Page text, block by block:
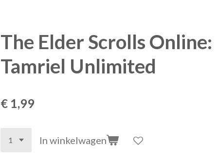
The Elder Scrolls Online:
Tamriel Unlimited
€ 1,99
In winkelwagen